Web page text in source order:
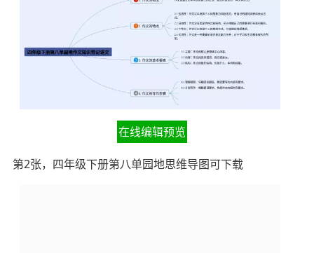
在线编辑预览
第2张，四年级下册第八单园地思维导图可下载